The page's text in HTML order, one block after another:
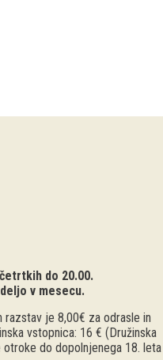
do 20.00.
v mesecu.
razstav je 8,00€ za odrasle in
vstopnica: 16 € (Družinska
do dopolnjenega 18. leta